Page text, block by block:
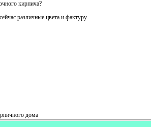
кирпича?
различные цвета и фактуру.
дома